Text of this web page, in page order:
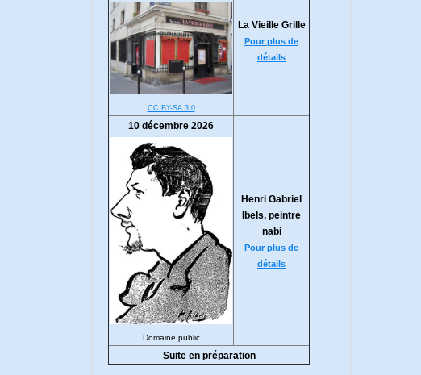
CC BY-SA 3.0
La Vieille Grille
Pour plus de
détails
10 décembre 2026
Domaine public
Henri Gabriel
Ibels, peintre
nabi
Pour plus de
détails
Suite en préparation